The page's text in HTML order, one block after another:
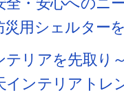
災用シェルター
テリアを先取
インテリアトレ